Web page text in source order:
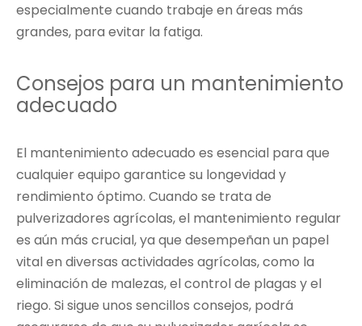
especialmente cuando trabaje en áreas más
grandes, para evitar la fatiga.
Consejos para un mantenimiento
adecuado
El mantenimiento adecuado es esencial para que
cualquier equipo garantice su longevidad y
rendimiento óptimo. Cuando se trata de
pulverizadores agrícolas, el mantenimiento regular
es aún más crucial, ya que desempeñan un papel
vital en diversas actividades agrícolas, como la
eliminación de malezas, el control de plagas y el
riego. Si sigue unos sencillos consejos, podrá